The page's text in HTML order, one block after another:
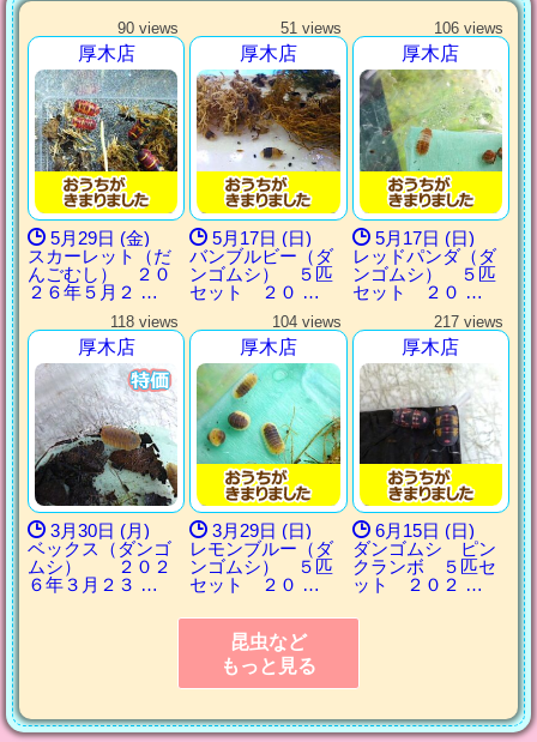
90 views
厚木店
5月29日 (金)
スカーレット（だ
んごむし） ２０
２６年５月２ …
51 views
厚木店
5月17日 (日)
バンブルビー（ダ
ンゴムシ） ５匹
セット ２０ …
106 views
厚木店
5月17日 (日)
レッドパンダ（ダ
ンゴムシ） ５匹
セット ２０ …
118 views
厚木店
3月30日 (月)
ベックス（ダンゴ
ムシ） ２０２
６年３月２３ …
104 views
厚木店
3月29日 (日)
レモンブルー（ダ
ンゴムシ） ５匹
セット ２０ …
217 views
厚木店
6月15日 (日)
ダンゴムシ ピン
クランボ ５匹セ
ット ２０２ …
昆虫など
もっと見る